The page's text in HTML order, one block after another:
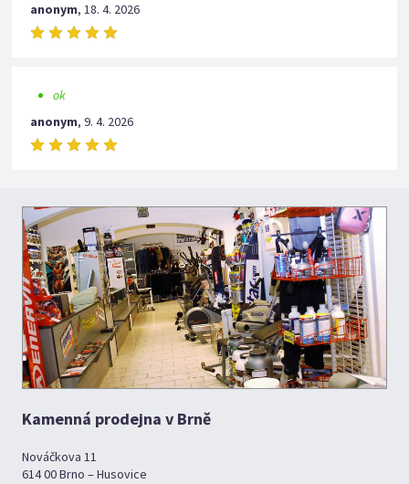
anonym,18. 4. 2026
ok
anonym,9. 4. 2026
Kamenná prodejna v Brně
Nováčkova 11
614 00 Brno – Husovice